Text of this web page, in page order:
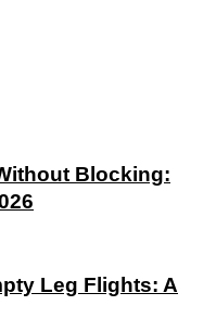
Blocking:
Leg Flights: A